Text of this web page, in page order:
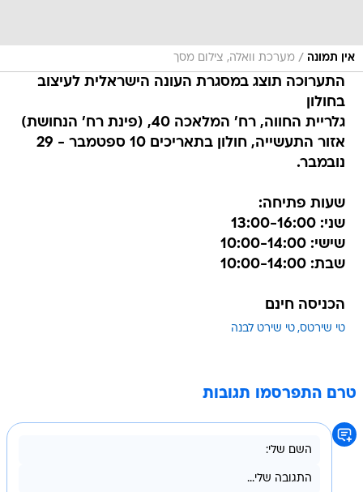
אין תמונה / מערכת וואלה, צילום מסך
התערוכה תוצג במסגרת העונה הישראלית לעיצוב
בחולון
גלריית החווה, רח' המלאכה 40, (פינת רח' הנחושת)
אזור התעשייה, חולון בתאריכים 10 ספטמבר - 29
נובמבר.
שעות פתיחה:
שני: 13:00-16:00
שישי: 10:00-14:00
שבת: 10:00-14:00
הכניסה חינם
טי שירטס טי שירט לבנה
טרם התפרסמו תגובות